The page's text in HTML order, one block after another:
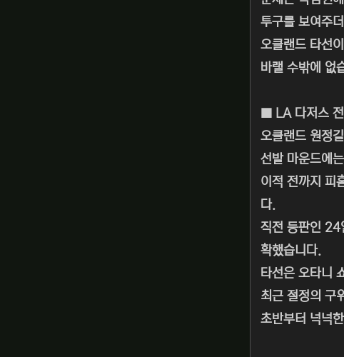
투구를 보여주
오클랜드 타선
바랠 수밖에 없
■ LA 다저스
오클랜드 원정
선발 마운드에
이적 전까지 피
다.
직전 등판인 24
확했습니다.
타선은 오타니
최근 절정의 구
초반부터 넉넉